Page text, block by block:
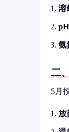
溶
氨
二
5月
放